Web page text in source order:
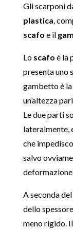
Gli scarponi
plastica,
scafo e il
Lo scafo è la
presenta uno
gambetto è
un’altezza
Le due parti
lateralmente,
che
salvo
A seconda
dello
meno rigido.